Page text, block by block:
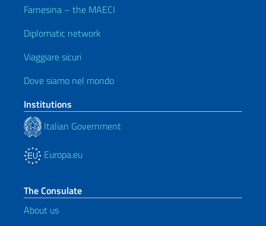
Farnesina – the MAECI
Diplomatic network
Viaggiare sicuri
Dove siamo nel mondo
Institutions
Italian Government
Europa.eu
The Consulate
About us